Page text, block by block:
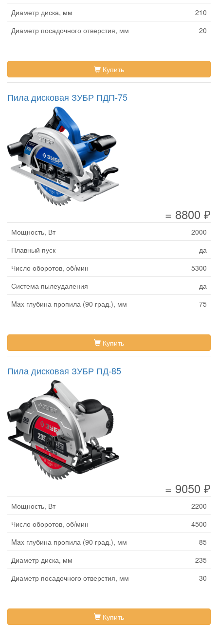
Диаметр диска, мм
210
Диаметр посадочного отверстия, мм
20
Купить
Пила дисковая ЗУБР ПДП-75
= 8800 ₽
Мощность, Вт
2000
Плавный пуск
да
Число оборотов, об/мин
5300
Система пылеудаления
да
Max глубина пропила (90 град.), мм
75
Купить
Пила дисковая ЗУБР ПД-85
= 9050 ₽
Мощность, Вт
2200
Число оборотов, об/мин
4500
Max глубина пропила (90 град.), мм
85
Диаметр диска, мм
235
Диаметр посадочного отверстия, мм
30
Купить